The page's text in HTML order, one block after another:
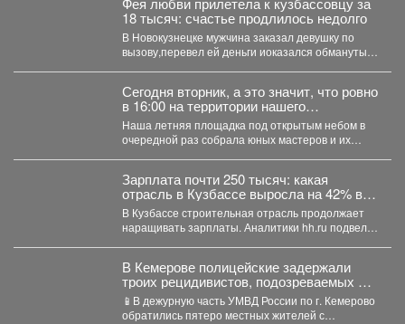
18 тысяч: счастье продлилось недолго
В Новокузнецке мужчина заказал девушку по
вызову,перевел ей деньги иоказался обманутым.
Сегодня вторник, а это значит, что ровно
в 16:00 на территории нашего
выставочного зала снова закипела
большая творческая работа.
Наша летняя площадка под открытым небом в
очередной раз собрала юных мастеров и их
Зарплата почти 250 тысяч: какая
отрасль в Кузбассе выросла на 42% в
доходе
В Кузбассе строительная отрасль продолжает
наращивать зарплаты. Аналитики hh.ru подвели
В Кемерове полицейские задержали
троих рецидивистов, подозреваемых в
совершении серии краж
📱В дежурную часть УМВД России по г. Кемерово
обратились пятеро местных жителей с